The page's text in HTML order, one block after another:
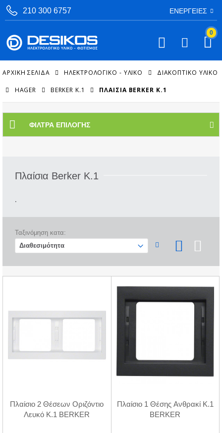
210 300 6757 ΕΝΈΡΓΕΙΕΣ
0
ΑΡΧΙΚΉ ΣΕΛΊΔΑ ΗΛΕΚΤΡΟΛΟΓΙΚΟ - ΥΛΙΚΟ ΔΙΑΚΟΠΤΙΚΌ ΥΛΙΚΌ
HAGER BERKER K.1 ΠΛΑΊΣΙΑ BERKER K.1
ΦΊΛΤΡΑ ΕΠΙΛΟΓΉΣ
Πλαίσια Berker K.1
.
Ταξινόμηση κατα:
Πλαίσιο 2 Θέσεων Οριζόντιο
Λευκό K.1 BERKER
Πλαίσιο 1 Θέσης Ανθρακί K.1
BERKER